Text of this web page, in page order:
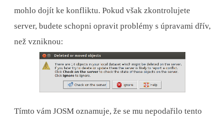
mohlo dojít ke konfliktu. Pokud však zkontrolujete
server, budete schopni opravit problémy s úpravami dřív,
než vzniknou:
Tímto vám JOSM oznamuje, že se mu nepodařilo tento